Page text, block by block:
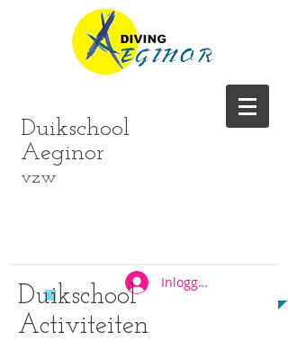
Duikschool
Aeginor
vzw
Inloggen
Duikschool
Activiteiten